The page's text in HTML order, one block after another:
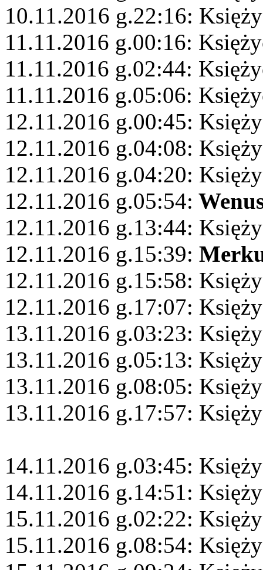
10.11.2016 g.22:16:
11.11.2016 g.00:16:
11.11.2016 g.02:44:
11.11.2016 g.05:06:
12.11.2016 g.00:45:
12.11.2016 g.04:08:
12.11.2016 g.04:20:
12.11.2016 g.05:54:
12.11.2016 g.13:44:
12.11.2016 g.15:39:
12.11.2016 g.15:58:
12.11.2016 g.17:07:
13.11.2016 g.03:23:
13.11.2016 g.05:13:
13.11.2016 g.08:05:
13.11.2016 g.17:57:
14.11.2016 g.03:45:
14.11.2016 g.14:51:
15.11.2016 g.02:22:
15.11.2016 g.08:54: